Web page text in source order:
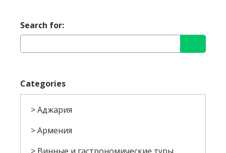
Search for:
Categories
Аджария
Армения